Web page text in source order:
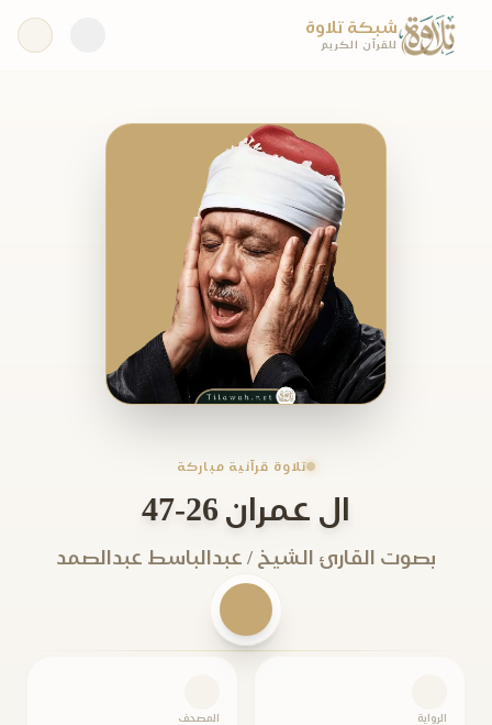
شبكة تلاوة
للقرآن الكريم
تلاوة قرآنية مباركة
ال عمران 26-47
بصوت القارئ الشيخ / عبدالباسط عبدالصمد
الرواية المصحف